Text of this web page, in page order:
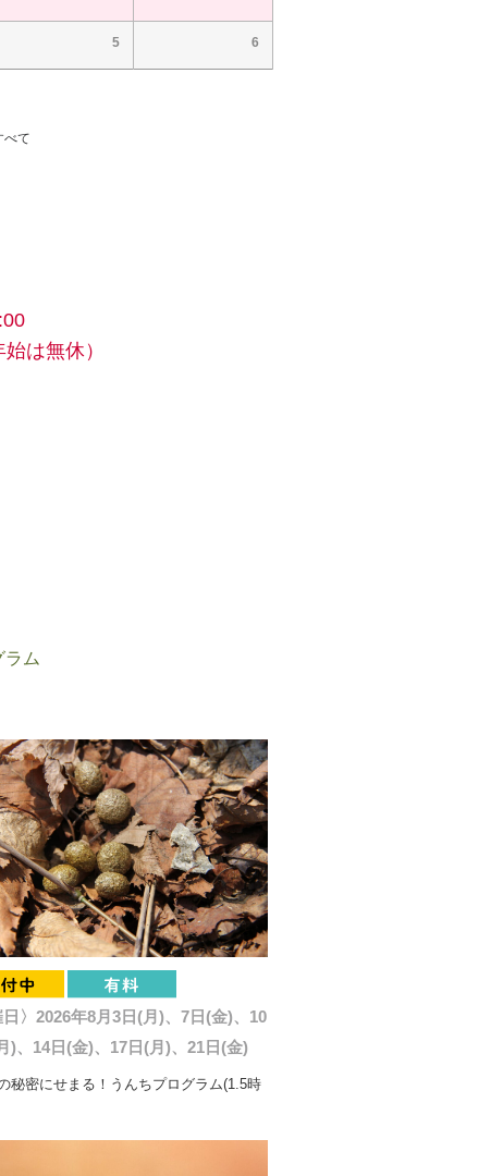
5 6
べて
は無休）
ラム
日〉2026年8月3日(月)、7日(金)、10
)、14日(金)、17日(月)、21日(金)
秘密にせまる！うんちプログラム(1.5時